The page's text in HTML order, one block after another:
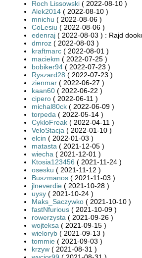
Roch Lissowski ( 2022-08-10 )
Alek2014 ( 2022-08-10 )
mnichu ( 2022-08-06 )
CoLesiu ( 2022-08-06 )
edenraj ( 2022-08-03 ) : Rajd
dmroz ( 2022-08-03 )
kraftmarc ( 2022-08-01 )
maciekm ( 2022-07-25 )
bobiker94 ( 2022-07-23 )
Ryszard28 ( 2022-07-23 )
zienmar ( 2022-06-27 )
kaan60 ( 2022-06-22 )
cipero ( 2022-06-11 )
michal80ck ( 2022-06-09 )
torpeda ( 2022-05-14 )
CykloFreak ( 2022-04-11 )
VeloStacja ( 2022-01-10 )
elcin ( 2022-01-03 )
matasta ( 2021-12-05 )
wiecha ( 2021-12-01 )
Ktosia123456 ( 2021-11-24 )
osesku ( 2021-11-12 )
Buszmanos ( 2021-11-03 )
jlneverdie ( 2021-10-28 )
uysy ( 2021-10-24 )
Maks_Saczywko ( 2021-10-10 )
fastNfurious ( 2021-10-09 )
rowerzysta ( 2021-09-26 )
wojteksa ( 2021-09-15 )
wieloryb ( 2021-09-13 )
tommie ( 2021-09-03 )
krzyw ( 2021-08-31 )